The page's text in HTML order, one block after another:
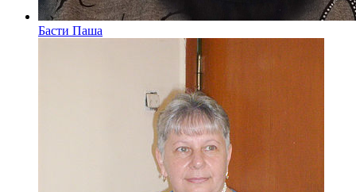
Басти Паша